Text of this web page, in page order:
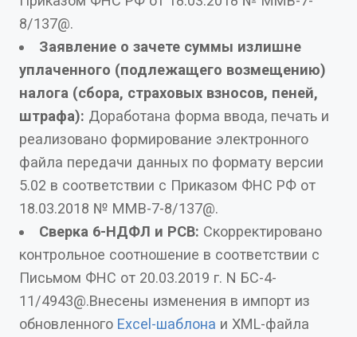
8/137@.
Заявление о зачете суммы излишне
уплаченного (подлежащего возмещению)
налога (сбора, страховых взносов, пеней,
штрафа): Доработана форма ввода, печать и
реализовано формирование электронного
файла передачи данных по формату версии
5.02 в соответствии с Приказом ФНС РФ от
18.03.2018 № ММВ-7-8/137@.
Сверка 6-НДФЛ и РСВ: Скорректировано
контрольное соотношение в соответствии с
Письмом ФНС от 20.03.2019 г. N БС-4-
11/4943@.Внесены изменения в импорт из
обновленного Excel-шаблона и XML-файла